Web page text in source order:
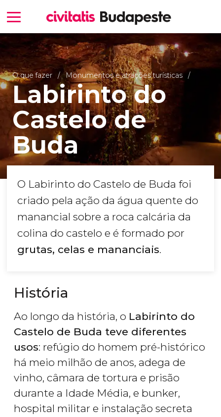
O que fazer Monumentos e atrações turísticas
Labirinto do
Castelo de
Buda
O Labirinto do Castelo de Buda foi
criado pela ação da água quente do
manancial sobre a roca calcária da
colina do castelo e é formado por
grutas, celas e mananciais.
História
Ao longo da história, o Labirinto do
Castelo de Buda teve diferentes
usos: refúgio do homem pré-histórico
há meio milhão de anos, adega de
vinho, câmara de tortura e prisão
durante a Idade Média, e bunker,
hospital militar e instalação secreta